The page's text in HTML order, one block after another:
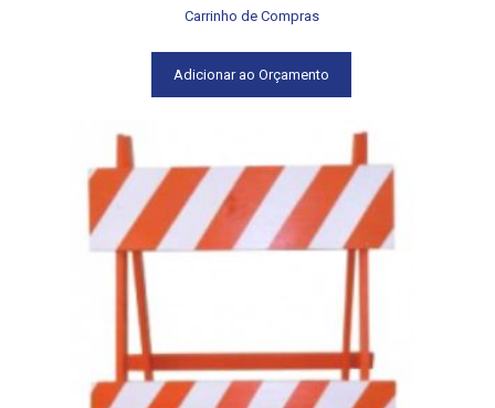
Carrinho de Compras
Adicionar ao Orçamento